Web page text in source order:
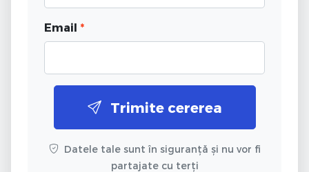
Email *
Trimite cererea
Datele tale sunt în siguranță și nu vor fi
partajate cu terți